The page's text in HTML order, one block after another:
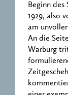
Beginn des
1929, also
am
An die
Warburg